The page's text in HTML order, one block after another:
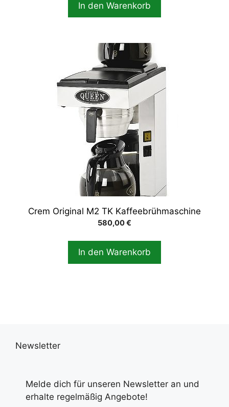
In den Warenkorb
Crem Original M2 TK Kaffeebrühmaschine
580,00€
In den Warenkorb
Newsletter
Melde dich für unseren Newsletter an und
erhalte regelmäßig Angebote!